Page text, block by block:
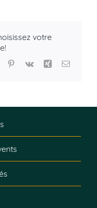
votre
TumblrPinterest
Vk Xing Email